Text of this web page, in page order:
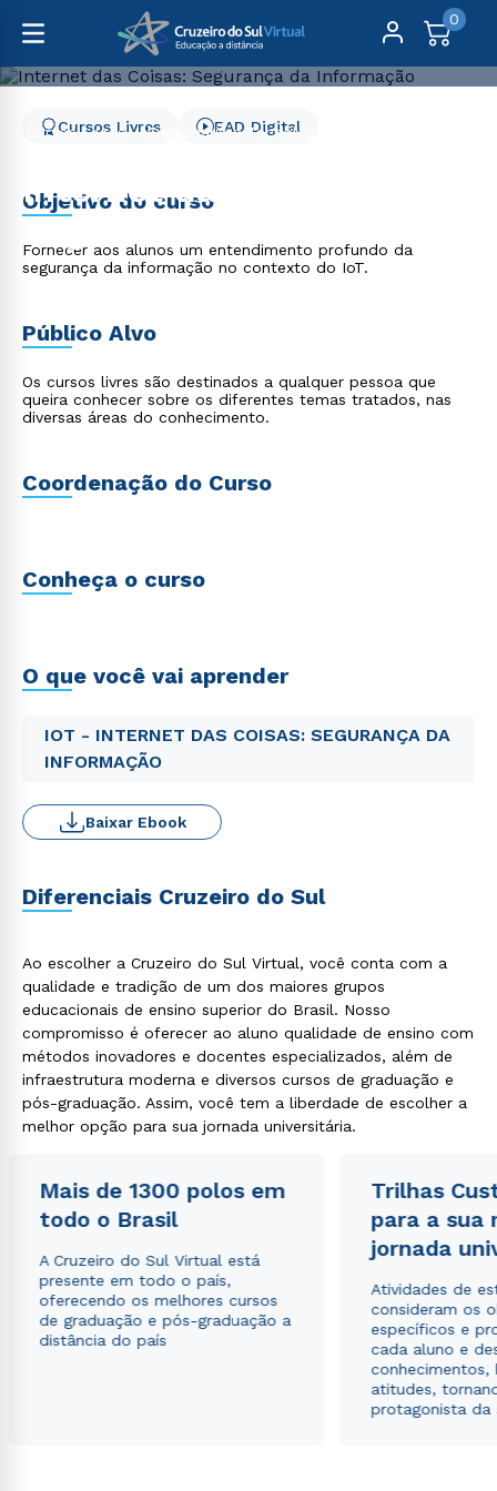
0
Cursos Livres
Engenharia e Tecnologia
Internet das Coisas:
Segurança da Informação
Cursos Livres EAD Digital
Objetivo do curso
Fornecer aos alunos um entendimento profundo da
segurança da informação no contexto do IoT.
Público Alvo
Os cursos livres são destinados a qualquer pessoa que
queira conhecer sobre os diferentes temas tratados, nas
diversas áreas do conhecimento.
Coordenação do Curso
Conheça o curso
O que você vai aprender
IOT - INTERNET DAS COISAS: SEGURANÇA DA
INFORMAÇÃO
Baixar Ebook
Diferenciais Cruzeiro do Sul
Ao escolher a Cruzeiro do Sul Virtual, você conta com a
qualidade e tradição de um dos maiores grupos
educacionais de ensino superior do Brasil. Nosso
compromisso é oferecer ao aluno qualidade de ensino com
métodos inovadores e docentes especializados, além de
infraestrutura moderna e diversos cursos de graduação e
pós-graduação. Assim, você tem a liberdade de escolher a
melhor opção para sua jornada universitária.
Mais de 1300 polos em
todo o Brasil
A Cruzeiro do Sul Virtual está
presente em todo o país,
oferecendo os melhores cursos
de graduação e pós-graduação a
distância do país
Trilhas
para a sua
jornada
Atividades de
consideram os
específicos e
cada aluno e
conhecimentos,
atitudes,
protagonista da